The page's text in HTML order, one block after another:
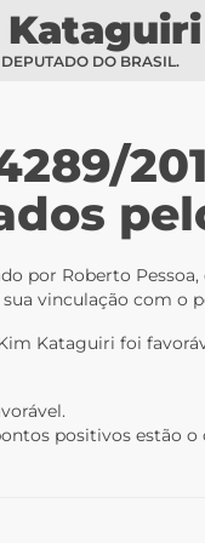
Kataguiri
DO BRASIL.
por Roberto
vinculação com o
Kataguiri foi
positivos estão